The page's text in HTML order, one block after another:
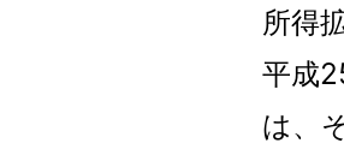
所得
平成
は、